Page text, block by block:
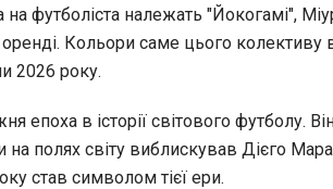
футболіста належать "Йокогамі",
Кольори саме цього колективу
2026 року.
епоха в історії світового футболу.
на полях світу виблискував Дієго
став символом тієї ери.